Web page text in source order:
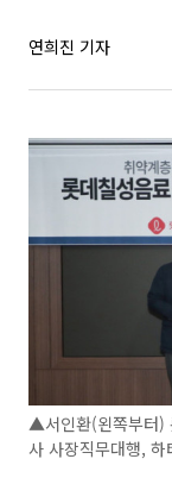
연희진 기자
▲서인환(왼쪽부터)
사 사장직무대행,